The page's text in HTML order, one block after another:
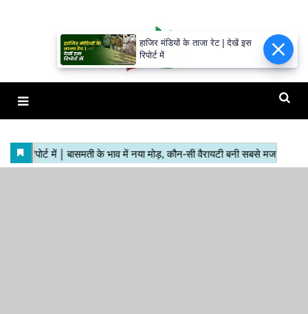
हाजिर मंडियों के ताजा रेट | देखें इस
रिपोर्ट में